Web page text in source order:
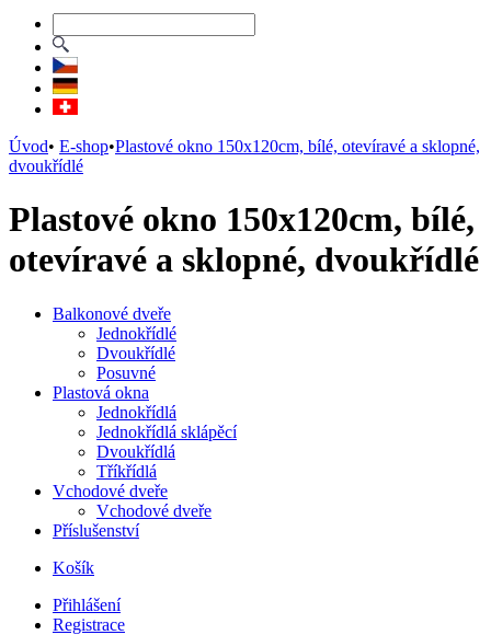
Úvod• E-shop•Plastové okno 150x120cm, bílé, otevíravé a sklopné,
dvoukřídlé
Plastové okno 150x120cm, bílé,
otevíravé a sklopné, dvoukřídlé
Balkonové dveře
Jednokřídlé
Dvoukřídlé
Posuvné
Plastová okna
Jednokřídlá
Jednokřídlá sklápěcí
Dvoukřídlá
Tříkřídlá
Vchodové dveře
Vchodové dveře
Příslušenství
Košík
Přihlášení
Registrace